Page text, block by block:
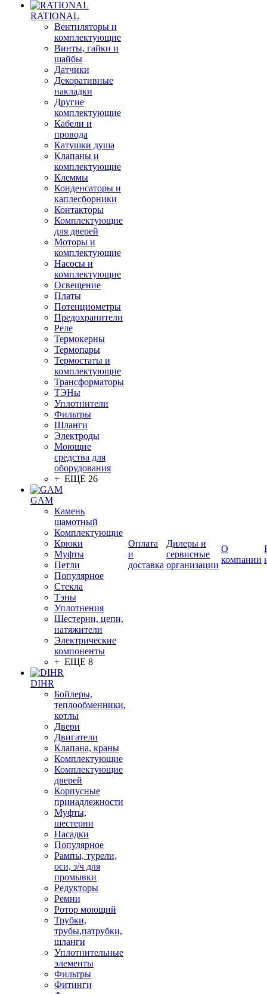
RATIONAL
Вентиляторы и
комплектующие
Винты, гайки и
шайбы
Датчики
Декоративные
накладки
Другие
комплектующие
Кабели и
провода
Катушки душа
Клапаны и
комплектующие
Клеммы
Конденсаторы и
каплесборники
Контакторы
Комплектующие
для дверей
Моторы и
комплектующие
Насосы и
комплектующие
Освещение
Платы
Потенциометры
Предохранители
Реле
Термокерны
Термопары
Термостаты и
комплектующие
Трансформаторы
ТЭНы
Уплотнители
Фильтры
Шланги
Электроды
Моющие
средства для
оборудования
+ ЕЩЕ 26
GAM
Камень
шамотный
Комплектующие
Крюки
Муфты
Петли
Популярное
Стекла
Тэны
Уплотнения
Шестерни, цепи,
натяжители
Электрические
компоненты
+ ЕЩЕ 8
DIHR
Бойлеры,
теплообменники,
котлы
Двери
Двигатели
Клапана, краны
Комплектующие
Комплектующие
дверей
Корпусные
принадлежности
Муфты,
шестерни
Насадки
Популярное
Рампы, турели,
оси, з/ч для
промывки
Редукторы
Ремни
Ротор моющий
Трубки,
трубы,патрубки,
шланги
Уплотнительные
элементы
Фильтры
Фитинги
Оплата
и
доставка
Дилеры и
сервисные
организации
О
компании